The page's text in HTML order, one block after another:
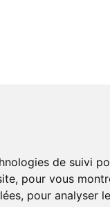
de suivi
pour vous
pour analyser